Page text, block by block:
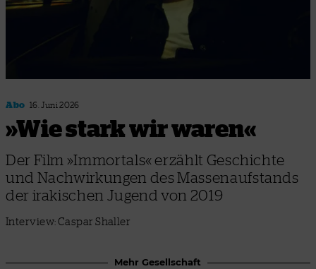
Abo 16. Juni 2026
»Wie stark wir waren«
Der Film »Immortals« erzählt Geschichte
und Nachwirkungen des Massenaufstands
der irakischen Jugend von 2019
Interview: Caspar Shaller
Mehr Gesellschaft